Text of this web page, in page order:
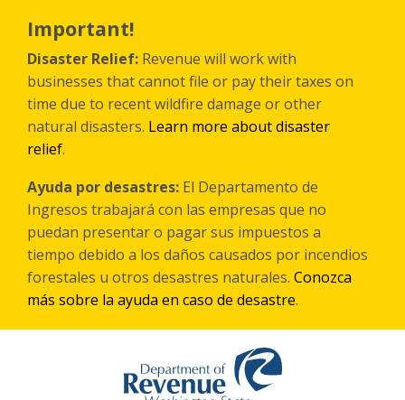
main
content
Important!
Disaster Relief: Revenue will work with
businesses that cannot file or pay their taxes on
time due to recent wildfire damage or other
natural disasters. Learn more about disaster
relief.
Ayuda por desastres: El Departamento de
Ingresos trabajará con las empresas que no
puedan presentar o pagar sus impuestos a
tiempo debido a los daños causados por incendios
forestales u otros desastres naturales. Conozca
más sobre la ayuda en caso de desastre.